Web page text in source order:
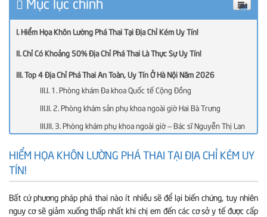
Hiểm Họa Khôn Lường Phá Thai Tại Địa Chỉ Kém Uy Tín!
Chỉ Có Khoảng 50% Địa Chỉ Phá Thai Là Thực Sự Uy Tín!
Top 4 Địa Chỉ Phá Thai An Toàn, Uy Tín Ở Hà Nội Năm 2026
1. Phòng khám Đa khoa Quốc tế Cộng Đồng
2. Phòng khám sản phụ khoa ngoài giờ Hai Bà Trưng
3. Phòng khám phụ khoa ngoài giờ – Bác sĩ Nguyễn Thị Lan
Hương
2. Bệnh viện Phụ sản Trung ương
HIỂM HỌA KHÔN LƯỜNG PHÁ THAI TẠI ĐỊA CHỈ KÉM UY
TÍN!
Bất cứ phương pháp phá thai nào ít nhiều sẽ để lại biến chứng, tuy nhiên
nguy cơ sẽ giảm xuống thấp nhất khi chị em đến các cơ sở y tế được cấp